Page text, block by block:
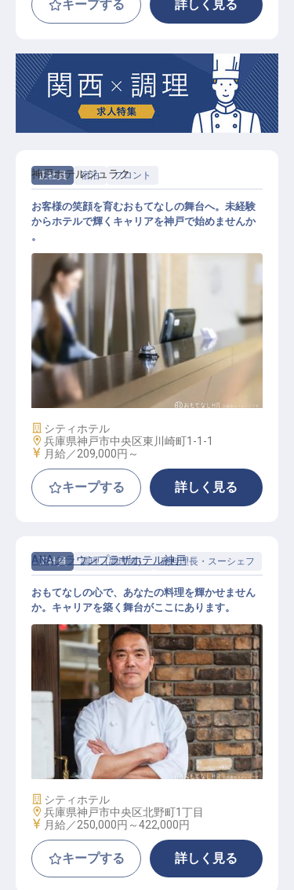
キープする 詳しく見る
正社員 宿泊 フロント
フロント
神戸ホテルジュラク
お客様の笑顔を育むおもてなしの舞台へ。未経験
からホテルで輝くキャリアを神戸で始めませんか
。
施設業態
シティホテル
勤務地
兵庫県神戸市中央区東川崎町1-1-1
給与
月給／209,000円～
キープする 詳しく見る
正社員 調理（調理師） 副料理長・スーシェフ
副料理長
ANAクラウンプラザホテル神戸
おもてなしの心で、あなたの料理を輝かせません
か。キャリアを築く舞台がここにあります。
施設業態
シティホテル
勤務地
兵庫県神戸市中央区北野町1丁目
給与
月給／250,000円～422,000円
キープする 詳しく見る